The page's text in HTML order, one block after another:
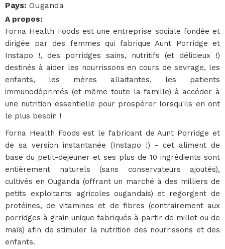
Pays: Ouganda
A propos:
Forna Health Foods est une entreprise sociale fondée et
dirigée par des femmes qui fabrique Aunt Porridge et
Instapo !, des porridges sains, nutritifs (et délicieux !)
destinés à aider les nourrissons en cours de sevrage, les
enfants, les mères allaitantes, les patients
immunodéprimés (et même toute la famille) à accéder à
une nutrition essentielle pour prospérer lorsqu'ils en ont
le plus besoin !
Forna Health Foods est le fabricant de Aunt Porridge et
de sa version instantanée (Instapo !) - cet aliment de
base du petit-déjeuner et ses plus de 10 ingrédients sont
entièrement naturels (sans conservateurs ajoutés),
cultivés en Ouganda (offrant un marché à des milliers de
petits exploitants agricoles ougandais) et regorgent de
protéines, de vitamines et de fibres (contrairement aux
porridges à grain unique fabriqués à partir de millet ou de
maïs) afin de stimuler la nutrition des nourrissons et des
enfants.